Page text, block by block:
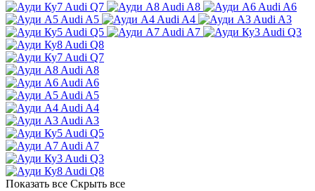
Audi Q7 Audi A8
Audi A6
Audi A5
Audi A4
Audi A3
Audi Q5
Audi A7
Audi Q3
Audi Q8
Audi Q7
Audi A8
Audi A6
Audi A5
Audi A4
Audi A3
Audi Q5
Audi A7
Audi Q3
Audi Q8
Показать все Скрыть все